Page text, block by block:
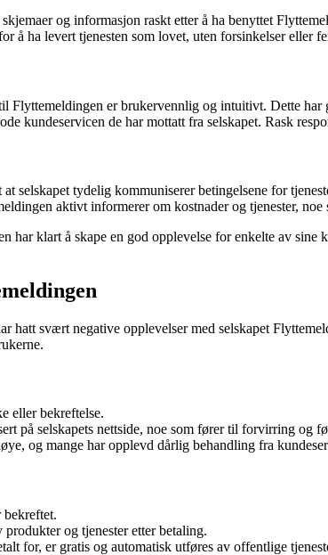
og informasjon raskt etter å ha benyttet
å ha levert tjenesten som lovet, uten forsinkelser eller
Flyttemeldingen er brukervennlig og intuitivt. Dette
kundeservicen de har mottatt fra selskapet. Rask
selskapet tydelig kommuniserer betingelsene for
aktivt informerer om kostnader og tjenester,
har klart å skape en god opplevelse for enkelte av
hatt svært negative opplevelser med selskapet
eller bekreftelse.
på selskapets nettside, noe som fører til forvirring og
og mange har opplevd dårlig behandling fra
og tjenester etter betaling.
for, er gratis og automatisk utføres av offentlige